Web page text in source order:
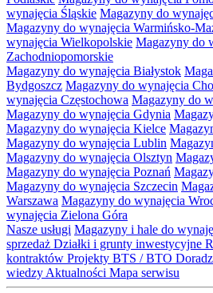
wynajęcia Śląskie Magazyny do
Magazyny do wynajęcia Warmińsko-
wynajęcia Wielkopolskie Magazyny do
Zachodniopomorskie
Magazyny do wynajęcia Białystok
Bydgoszcz Magazyny do wynajęcia
wynajęcia Częstochowa Magazyny do
Magazyny do wynajęcia Gdynia
Magazyny do wynajęcia Kielce
Magazyny do wynajęcia Lublin
Magazyny do wynajęcia Olsztyn
Magazyny do wynajęcia Poznań
Magazyny do wynajęcia Szczecin
Warszawa Magazyny do wynajęcia
wynajęcia Zielona Góra
Nasze usługi Magazyny i hale do
sprzedaż Działki i grunty inwestycyjne
kontraktów Projekty BTS / BTO
wiedzy Aktualności Mapa serwisu